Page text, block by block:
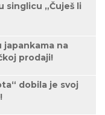
singlicu „Čuješ li
japankama na
prodaji!
dobila je svoj